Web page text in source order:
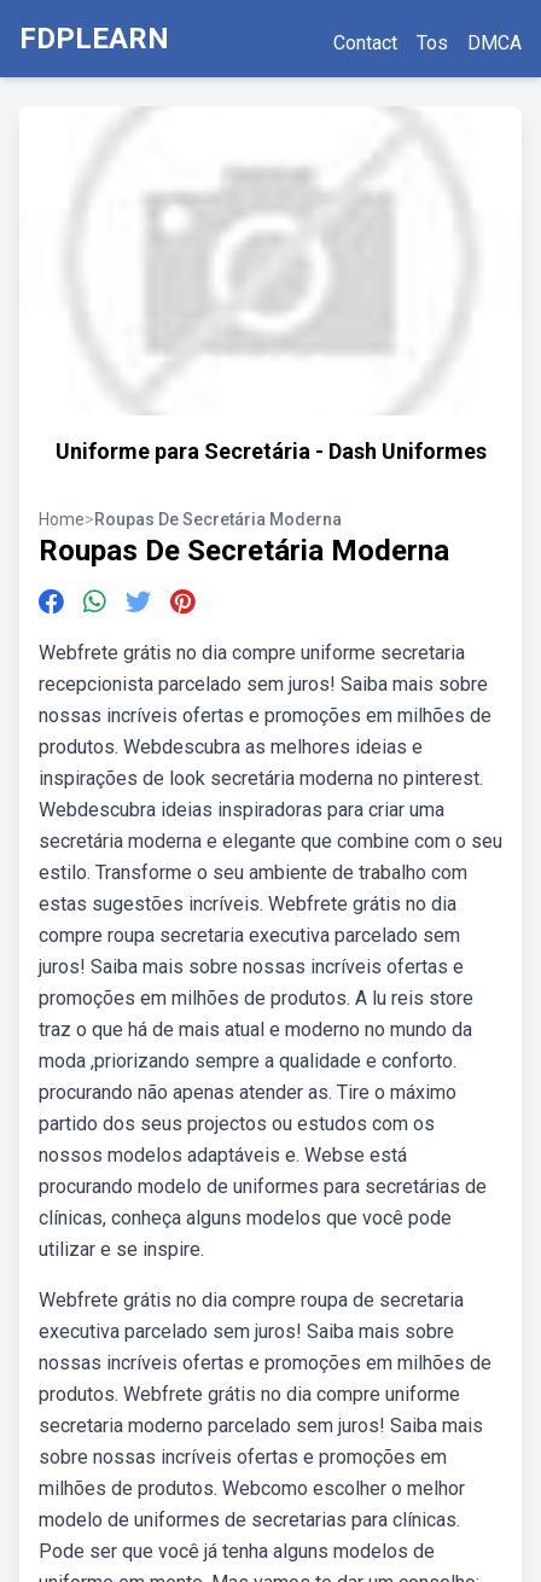
FDPLEARN Contact Tos DMCA
Uniforme para Secretária - Dash Uniformes
Home>Roupas De Secretária Moderna
Roupas De Secretária Moderna
Webfrete grátis no dia compre uniforme secretaria
recepcionista parcelado sem juros! Saiba mais sobre
nossas incríveis ofertas e promoções em milhões de
produtos. Webdescubra as melhores ideias e
inspirações de look secretária moderna no pinterest.
Webdescubra ideias inspiradoras para criar uma
secretária moderna e elegante que combine com o seu
estilo. Transforme o seu ambiente de trabalho com
estas sugestões incríveis. Webfrete grátis no dia
compre roupa secretaria executiva parcelado sem
juros! Saiba mais sobre nossas incríveis ofertas e
promoções em milhões de produtos. A lu reis store
traz o que há de mais atual e moderno no mundo da
moda ,priorizando sempre a qualidade e conforto.
procurando não apenas atender as. Tire o máximo
partido dos seus projectos ou estudos com os
nossos modelos adaptáveis e. Webse está
procurando modelo de uniformes para secretárias de
clínicas, conheça alguns modelos que você pode
utilizar e se inspire.
Webfrete grátis no dia compre roupa de secretaria
executiva parcelado sem juros! Saiba mais sobre
nossas incríveis ofertas e promoções em milhões de
produtos. Webfrete grátis no dia compre uniforme
secretaria moderno parcelado sem juros! Saiba mais
sobre nossas incríveis ofertas e promoções em
milhões de produtos. Webcomo escolher o melhor
modelo de uniformes de secretarias para clínicas.
Pode ser que você já tenha alguns modelos de